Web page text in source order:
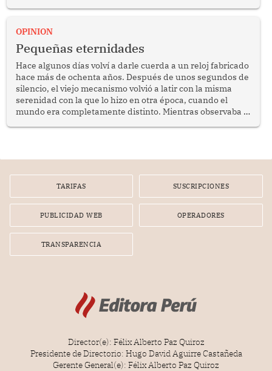
bimestrales el subsidio que reciben los beneficiarios del
reflexionar sobre la importancia de fortalecer las políticas
públicas dirigidas a los adultos mayores en pobreza.
OPINION
Pequeñas eternidades
Hace algunos días volví a darle cuerda a un reloj fabricado
hace más de ochenta años. Después de unos segundos de
silencio, el viejo mecanismo volvió a latir con la misma
serenidad con la que lo hizo en otra época, cuando el
mundo era completamente distinto. Mientras observaba el
TARIFAS SUSCRIPCIONES
PUBLICIDAD WEB OPERADORES
TRANSPARENCIA
Director(e): Félix Alberto Paz Quiroz
Presidente de Directorio: Hugo David Aguirre Castañeda
Gerente General(e): Félix Alberto Paz Quiroz